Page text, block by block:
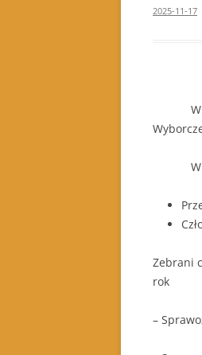
2025-11-17
W dniu
W
Zebrani
rok
–